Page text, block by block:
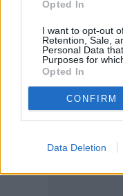
Opted In
I want to opt-out
Retention, Sale,
Personal Data
Purposes for
Opted In
CONFIRM
Data Deletion